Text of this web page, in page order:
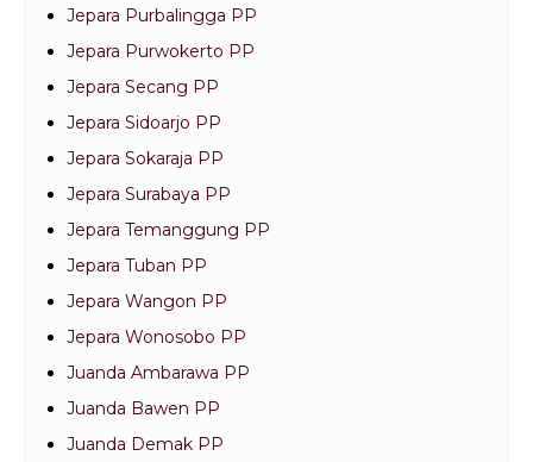
Jepara Purbalingga PP
Jepara Purwokerto PP
Jepara Secang PP
Jepara Sidoarjo PP
Jepara Sokaraja PP
Jepara Surabaya PP
Jepara Temanggung PP
Jepara Tuban PP
Jepara Wangon PP
Jepara Wonosobo PP
Juanda Ambarawa PP
Juanda Bawen PP
Juanda Demak PP